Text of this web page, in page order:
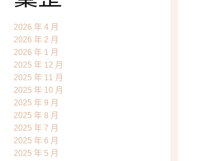
2026 年 4 月
2026 年 2 月
2026 年 1 月
2025 年 12 月
2025 年 11 月
2025 年 10 月
2025 年 9 月
2025 年 8 月
2025 年 7 月
2025 年 6 月
2025 年 5 月